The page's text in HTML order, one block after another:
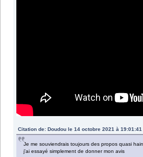
Citation de: Doudou le 14 octobre 2021 à 19:01:41
Je me souviendrais toujours des propos quasi
j'ai essayé simplement de donner mon avis